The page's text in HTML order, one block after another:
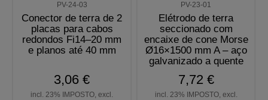
PV-24-03
Conector de terra de 2
placas para cabos
redondos Fi14–20 mm
e planos até 40 mm
3,06 €
incl. 23% IMPOSTO, excl.
PV-23-01
Elétrodo de terra
seccionado com
encaixe de cone Morse
Ø16×1500 mm A – aço
galvanizado a quente
7,72 €
incl. 23% IMPOSTO, excl.